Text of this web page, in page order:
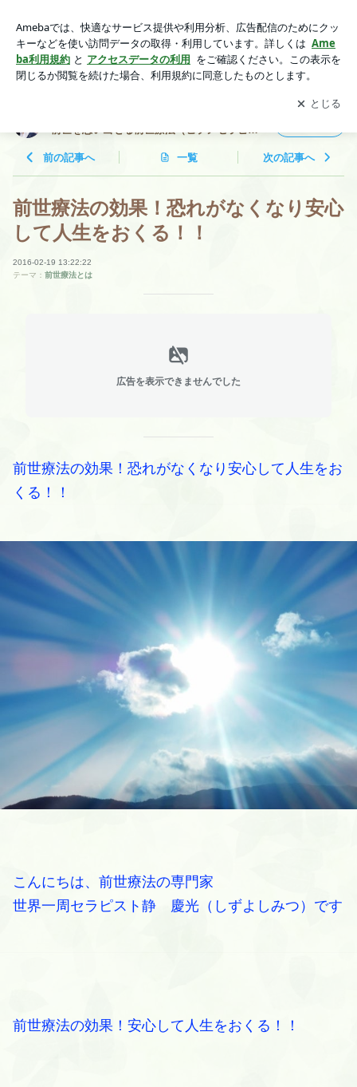
世界一周セラピスト 静 慶光 ！ 自分の前世を思い出せる
前世療法（ヒプノセラピー）！ 前世療法の専門家！
アプリをダウンロードして ブログの更新通知
を受け取りまし
ょう。
開く
前世を思い出せる前世療法（ヒプノセラピ
前の記事へ 一覧 次の記事へ
前世療法の効果！恐れがなくなり安心
して人生をおくる！！
2016-02-19 13:22:22
テーマ： 前世療法とは
広告を表示できませんでした
前世療法の効果！恐れがなくなり安心して人生をお
くる！！
こんにちは、前世療法の専門家
世界一周セラピスト静 慶光（しずよしみつ）です
前世療法の効果！安心して人生をおくる！！